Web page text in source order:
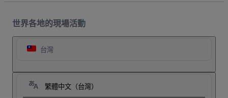
世界各地的現場活動
台灣
繁體中文（台灣）